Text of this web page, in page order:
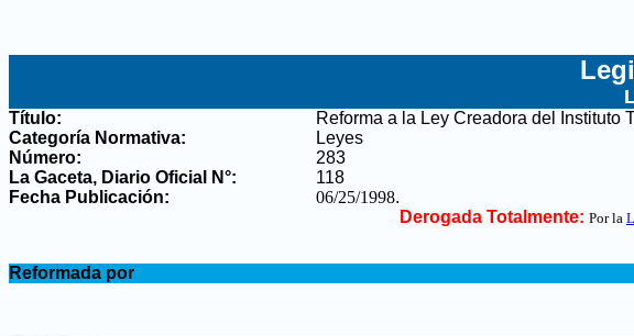
Título: Reforma a la Ley Creadora del Instituto
Categoría Normativa:
Leyes
Número:
283
La Gaceta, Diario Oficial N°:
118
Fecha Publicación:
06/25/1998.
Derogada Totalmente: Por la
Reformada por